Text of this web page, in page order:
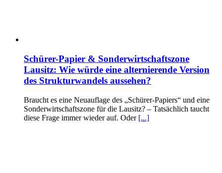
Schürer-Papier & Sonderwirtschaftszone
Lausitz: Wie würde eine alternierende Version
des Strukturwandels aussehen?
Braucht es eine Neuauflage des „Schürer-Papiers“ und eine
Sonderwirtschaftszone für die Lausitz? – Tatsächlich taucht
diese Frage immer wieder auf. Oder [...]